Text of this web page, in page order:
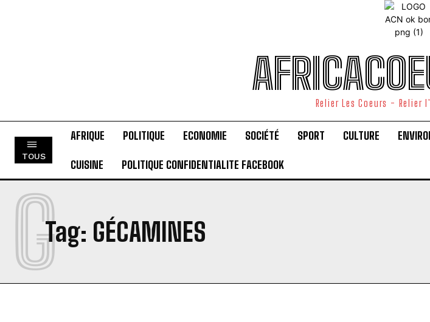
Relier Les Coeurs - Relier
TOUS
AFRIQUE POLITIQUE ECONOMIE SOCIÉTÉ SPORT CULTURE
CUISINE POLITIQUE CONFIDENTIALITE FACEBOOK
Tag: GÉCAMINES
G